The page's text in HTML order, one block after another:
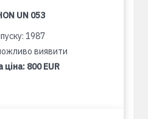
UN 053
1987
виявити
ціна: 800 EUR